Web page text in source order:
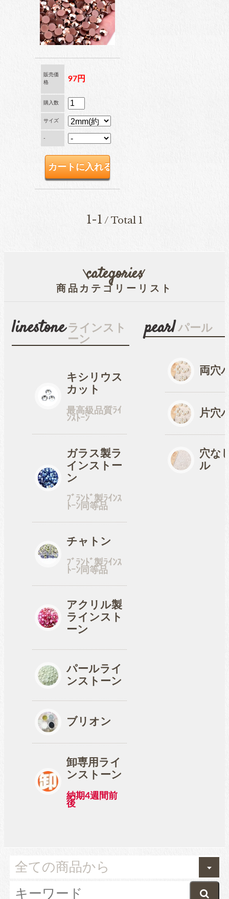
卸専用ラインストーン
pearl
両穴パール
コットン風アクリルパー
fave
缶バッジカバー
tools
工具
収納ケース
販売価
格
97円
購入数
サイズ
-
1-1 / Total 1
categories
商品カテゴリーリスト
linestone ラインスト
ーン
キシリウス
カット
最高級品質ﾗｲ
ﾝｽﾄｰﾝ
ガラス製ラ
インストー
ン
ﾌﾞﾗﾝﾄﾞ製ﾗｲﾝｽ
ﾄｰﾝ同等品
チャトン
ﾌﾞﾗﾝﾄﾞ製ﾗｲﾝｽ
ﾄｰﾝ同等品
アクリル製
ラインスト
ーン
パールライ
ンストーン
ブリオン
卸専用ライ
ンストーン
納期4週間前
後
pearl パール
両穴
片穴
穴な
ル